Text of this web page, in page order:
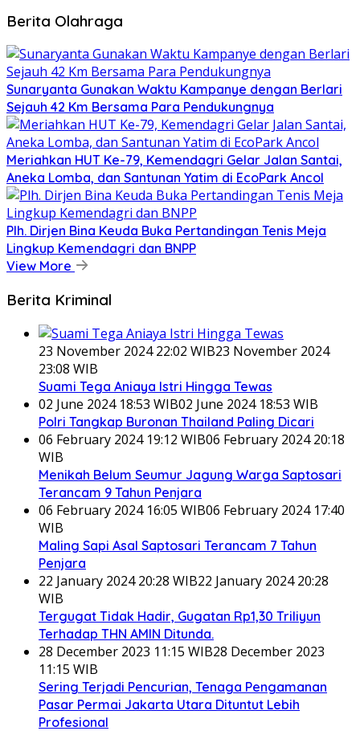
Berita Olahraga
Sunaryanta Gunakan Waktu Kampanye dengan Berlari
Sejauh 42 Km Bersama Para Pendukungnya
Meriahkan HUT Ke-79, Kemendagri Gelar Jalan Santai,
Aneka Lomba, dan Santunan Yatim di EcoPark Ancol
Plh. Dirjen Bina Keuda Buka Pertandingan Tenis Meja
Lingkup Kemendagri dan BNPP
View More
Berita Kriminal
23 November 2024 22:02 WIB23 November 2024
23:08 WIB
Suami Tega Aniaya Istri Hingga Tewas
02 June 2024 18:53 WIB02 June 2024 18:53 WIB
Polri Tangkap Buronan Thailand Paling Dicari
06 February 2024 19:12 WIB06 February 2024 20:18
WIB
Menikah Belum Seumur Jagung Warga Saptosari
Terancam 9 Tahun Penjara
06 February 2024 16:05 WIB06 February 2024 17:40
WIB
Maling Sapi Asal Saptosari Terancam 7 Tahun
Penjara
22 January 2024 20:28 WIB22 January 2024 20:28
WIB
Tergugat Tidak Hadir, Gugatan Rp1,30 Triliyun
Terhadap THN AMIN Ditunda.
28 December 2023 11:15 WIB28 December 2023
11:15 WIB
Sering Terjadi Pencurian, Tenaga Pengamanan
Pasar Permai Jakarta Utara Dituntut Lebih
Profesional